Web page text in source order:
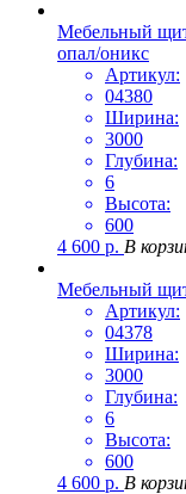
Мебельный
опал/оникс
Артикул:
04380
Ширина:
3000
Глубина:
6
Высота:
600
4 600 р. В
Мебельный
Артикул:
04378
Ширина:
3000
Глубина:
6
Высота:
600
4 600 р. В